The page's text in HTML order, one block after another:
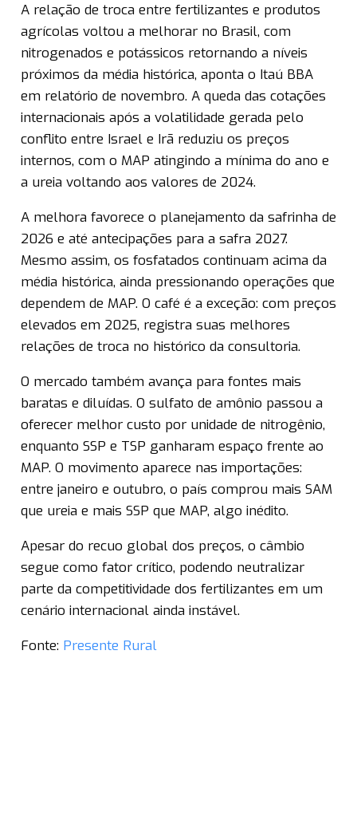
A relação de troca entre fertilizantes e produtos
agrícolas voltou a melhorar no Brasil, com
nitrogenados e potássicos retornando a níveis
próximos da média histórica, aponta o Itaú BBA
em relatório de novembro. A queda das cotações
internacionais após a volatilidade gerada pelo
conflito entre Israel e Irã reduziu os preços
internos, com o MAP atingindo a mínima do ano e
a ureia voltando aos valores de 2024.
A melhora favorece o planejamento da safrinha de
2026 e até antecipações para a safra 2027.
Mesmo assim, os fosfatados continuam acima da
média histórica, ainda pressionando operações que
dependem de MAP. O café é a exceção: com preços
elevados em 2025, registra suas melhores
relações de troca no histórico da consultoria.
O mercado também avança para fontes mais
baratas e diluídas. O sulfato de amônio passou a
oferecer melhor custo por unidade de nitrogênio,
enquanto SSP e TSP ganharam espaço frente ao
MAP. O movimento aparece nas importações:
entre janeiro e outubro, o país comprou mais SAM
que ureia e mais SSP que MAP, algo inédito.
Apesar do recuo global dos preços, o câmbio
segue como fator crítico, podendo neutralizar
parte da competitividade dos fertilizantes em um
cenário internacional ainda instável.
Fonte: Presente Rural